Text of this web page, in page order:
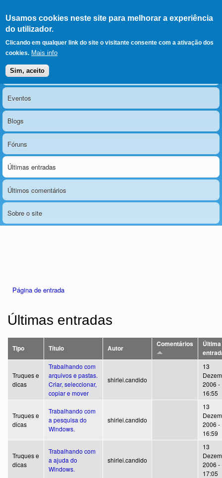
Usamos cookies neste site para melhorar a experiência
do utilizador.
Clicando em qualquer link do site o visitante consente com a ativação dos
cookies. Mais info
Sim, aceito
LERPARAVER , ir para a
página principal
O portal da visão diferente
Menu principal
Notícias
Eventos
Blogs
Fóruns
Últimas entradas
Últimos comentários
Sobre o site
Página de entrada
Últimas entradas
Tipo Título Autor
Comentários
Última
Truques e
dicas
Trabalhando com
arquivos e pastas.
Criar, seleccionar,
copiar e mover
shirlei.candido
13
2006 -
16:55
Truques e
dicas
Trabalhando com
a pesquisa do
Windows.
shirlei.candido
13
2006 -
16:59
Truques e
dicas
Trabalhando com
a ajuda do
Windows.
shirlei.candido
13
2006 -
17:05